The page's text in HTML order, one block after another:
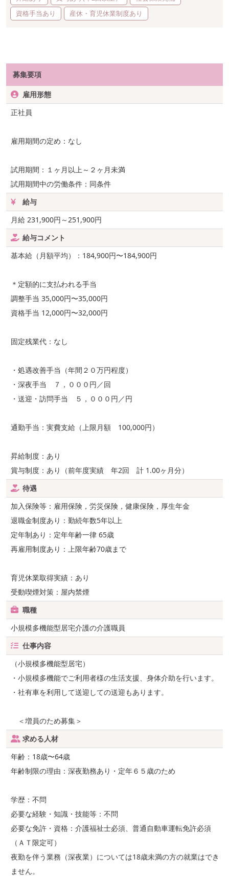
資格手当あり
産休・育児休業制度あり
募集要項
雇用形態
正社員
雇用期間の定め：なし
試用期間：１ヶ月以上～２ヶ月未満
試用期間中の労働条件：同条件
給与
月給 231,900円～251,900円
給与コメント
基本給（月額平均）：184,900円〜184,900円
＊定額的に支払われる手当
調整手当 35,000円〜35,000円
資格手当 12,000円〜32,000円
固定残業代：なし
・処遇改善手当（年間２０万円程度）
・深夜手当 ７，０００円／回
・送迎・訪問手当 ５，０００円／円
通勤手当：実費支給（上限月額 100,000円）
昇給制度：あり
賞与制度：あり（前年度実績 年2回 計 1.00ヶ月分）
待遇
加入保険等：雇用保険，労災保険，健康保険，厚生年金
退職金制度あり：勤続年数5年以上
定年制あり：定年年齢一律 65歳
再雇用制度あり：上限年齢70歳まで
育児休業取得実績：あり
受動喫煙対策：屋内禁煙
職種
小規模多機能型居宅介護の介護職員
仕事内容
（小規模多機能型居宅）
・小規模多機能でご利用者様の生活支援、身体介助を行います。
・社有車を利用して送迎しての送迎もあります。
＜増員のため募集＞
求める人材
年齢：18歳〜64歳
年齢制限の理由：深夜勤務あり・定年６５歳のため
学歴：不問
必要な経験・知識・技能等：不問
必要な免許・資格：介護福祉士必須、普通自動車運転免許必須
（ＡＴ限定可）
夜勤を伴う業務（深夜業）については18歳未満の方の就業はでき
ません。